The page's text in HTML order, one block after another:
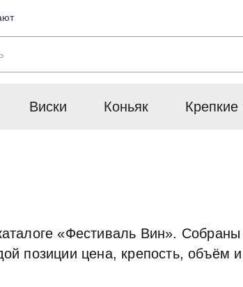
Виски Коньяк Крепкие
«Фестиваль Вин».
позиции цена, крепость, объём